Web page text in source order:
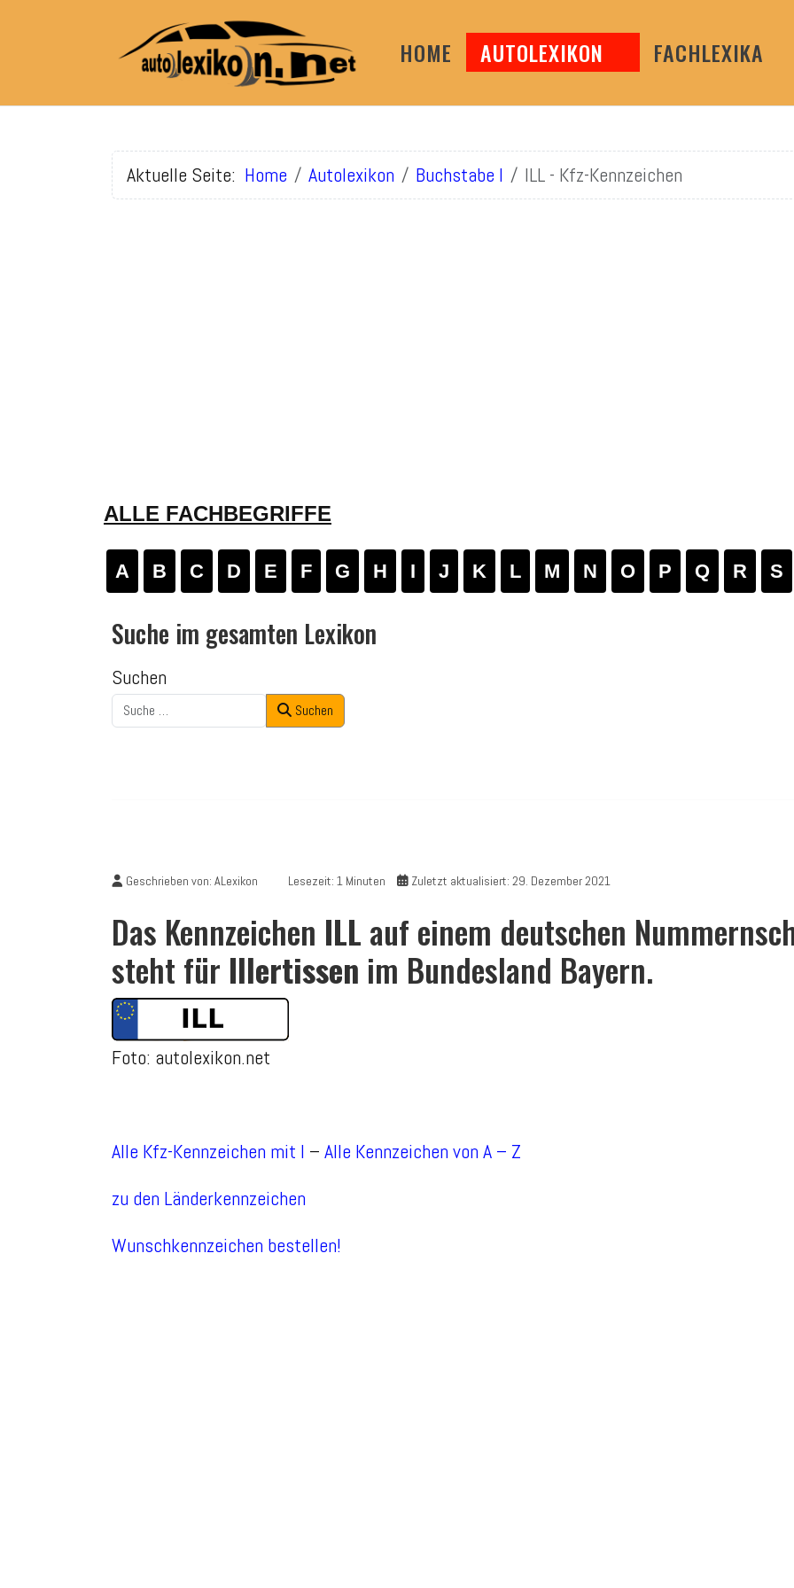
HOME AUTOLEXIKON FACHLEXIKA
Aktuelle Seite: Home Autolexikon Buchstabe I ILL - Kfz-Kennzeichen
ALLE FACHBEGRIFFE
A B C D E F G H I J K L M N O P Q R S
Suche im gesamten Lexikon
Suchen
Suchen
Geschrieben von: ALexikon Lesezeit: 1 Minuten Zuletzt aktualisiert: 29. Dezember 2021
Das Kennzeichen ILL auf einem deutschen
steht für Illertissen im Bundesland Bayern.
Foto: autolexikon.net
Alle Kfz-Kennzeichen mit I – Alle Kennzeichen von A – Z
zu den Länderkennzeichen
Wunschkennzeichen bestellen!